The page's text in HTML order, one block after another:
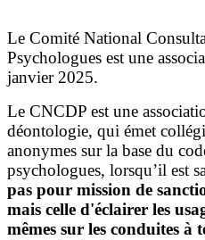
Le Comité National
Psychologues est une
janvier 2025.
Le CNCDP est une
déontologie, qui émet
anonymes sur la base du
psychologues, lorsqu’il est
pas pour mission de
mais celle d'éclairer les
mêmes sur les conduites à